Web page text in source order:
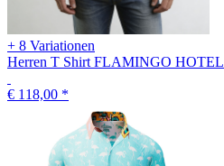
+ 8 Variationen
Herren T Shirt FLAMINGO HOTEL
€ 118,00 *